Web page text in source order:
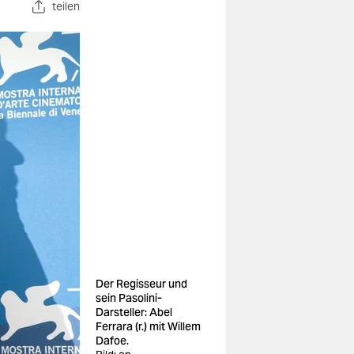
teilen
Der Regisseur und
sein Pasolini-
Darsteller: Abel
Ferrara (r.) mit Willem
Dafoe.